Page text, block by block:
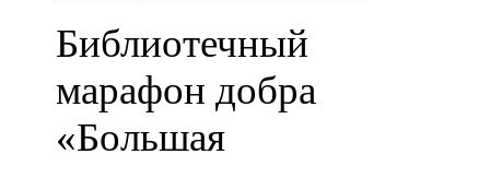
Библиотечный
марафон добра
«Большая